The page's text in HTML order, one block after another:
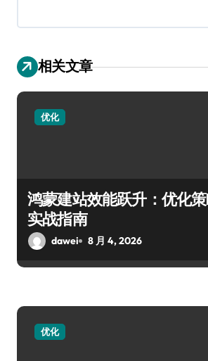
相关文章
优化
鸿蒙建站效能跃升：优化
实战指南
dawei 8 月 4, 2026
优化